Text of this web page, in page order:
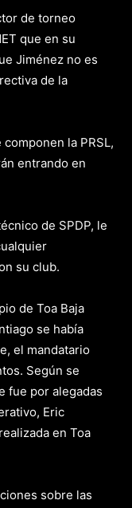
de torneo
que en su
Jiménez no es
de la
la PRSL,
entrando en
de SPDP, le
su club.
de Toa Baja
se había
el mandatario
Según se
fue por alegadas
Eric
en Toa
sobre las